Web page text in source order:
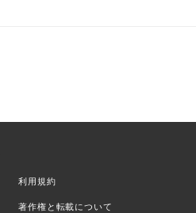
利用規約
著作権と転載について